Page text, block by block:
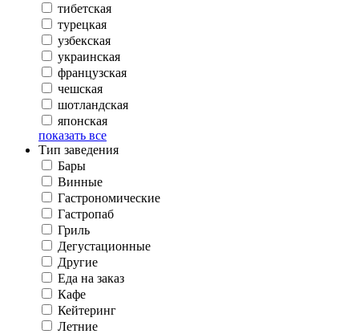
тибетская
турецкая
узбекская
украинская
французская
чешская
шотландская
японская
показать все
Тип заведения
Бары
Винные
Гастрономические
Гастропаб
Гриль
Дегустационные
Другие
Еда на заказ
Кафе
Кейтеринг
Летние